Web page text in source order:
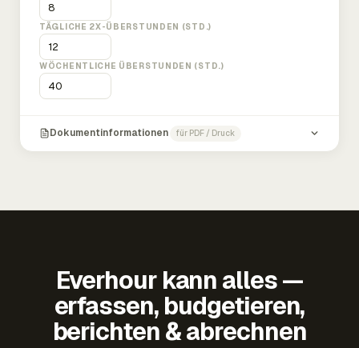
TÄGLICHE 2X-ÜBERSTUNDEN (STD.)
WÖCHENTLICHE ÜBERSTUNDEN (STD.)
Dokumentinformationen für PDF / Druck
Everhour kann alles —
erfassen, budgetieren,
berichten & abrechnen